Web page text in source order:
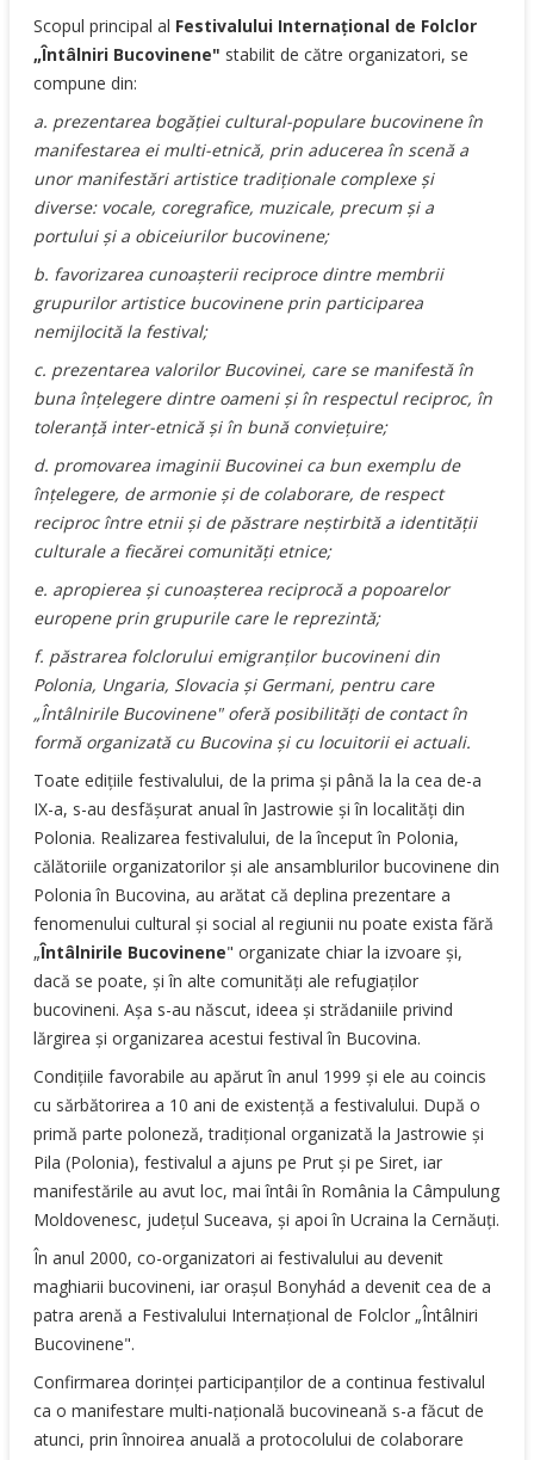
Scopul principal al Festivalului Internaţional de Folclor
„Întâlniri Bucovinene" stabilit de către organizatori, se
compune din:
a. prezentarea bogăţiei cultural-populare bucovinene în
manifestarea ei multi-etnică, prin aducerea în scenă a
unor manifestări artistice tradiţionale complexe şi
diverse: vocale, coregrafice, muzicale, precum şi a
portului şi a obiceiurilor bucovinene;
b. favorizarea cunoaşterii reciproce dintre membrii
grupurilor artistice bucovinene prin participarea
nemijlocită la festival;
c. prezentarea valorilor Bucovinei, care se manifestă în
buna înţelegere dintre oameni şi în respectul reciproc, în
toleranţă inter-etnică şi în bună convieţuire;
d. promovarea imaginii Bucovinei ca bun exemplu de
înţelegere, de armonie şi de colaborare, de respect
reciproc între etnii şi de păstrare neştirbită a identităţii
culturale a fiecărei comunităţi etnice;
e. apropierea şi cunoașterea reciprocă a popoarelor
europene prin grupurile care le reprezintă;
f. păstrarea folclorului emigranţilor bucovineni din
Polonia, Ungaria, Slovacia şi Germani, pentru care
„Întâlnirile Bucovinene" oferă posibilităţi de contact în
formă organizată cu Bucovina şi cu locuitorii ei actuali.
Toate ediţiile festivalului, de la prima și până la la cea de-a
IX-a, s-au desfăşurat anual în Jastrowie şi în localităţi din
Polonia. Realizarea festivalului, de la început în Polonia,
călătoriile organizatorilor şi ale ansamblurilor bucovinene din
Polonia în Bucovina, au arătat că deplina prezentare a
fenomenului cultural şi social al regiunii nu poate exista fără
„Întâlnirile Bucovinene" organizate chiar la izvoare şi,
dacă se poate, şi în alte comunităţi ale refugiaţilor
bucovineni. Aşa s-au născut, ideea şi strădaniile privind
lărgirea şi organizarea acestui festival în Bucovina.
Condiţiile favorabile au apărut în anul 1999 şi ele au coincis
cu sărbătorirea a 10 ani de existenţă a festivalului. După o
primă parte poloneză, tradiţional organizată la Jastrowie şi
Pila (Polonia), festivalul a ajuns pe Prut şi pe Siret, iar
manifestările au avut loc, mai întâi în România la Câmpulung
Moldovenesc, judeţul Suceava, şi apoi în Ucraina la Cernăuţi.
În anul 2000, co-organizatori ai festivalului au devenit
maghiarii bucovineni, iar oraşul Bonyhád a devenit cea de a
patra arenă a Festivalului Internaţional de Folclor „Întâlniri
Bucovinene".
Confirmarea dorinţei participanţilor de a continua festivalul
ca o manifestare multi-naţională bucovineană s-a făcut de
atunci, prin înnoirea anuală a protocolului de colaborare